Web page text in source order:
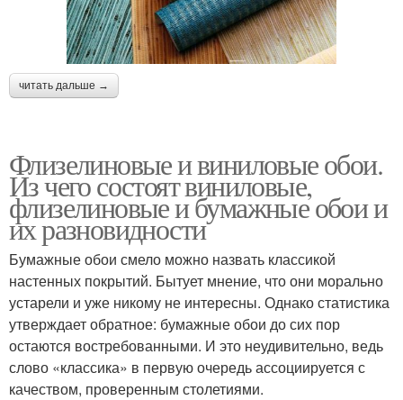
читать дальше →
Флизелиновые и виниловые обои.
Из чего состоят виниловые,
флизелиновые и бумажные обои и
их разновидности
Бумажные обои смело можно назвать классикой
настенных покрытий. Бытует мнение, что они морально
устарели и уже никому не интересны. Однако статистика
утверждает обратное: бумажные обои до сих пор
остаются востребованными. И это неудивительно, ведь
слово «классика» в первую очередь ассоциируется с
качеством, проверенным столетиями.